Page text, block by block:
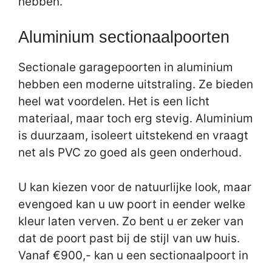
Aluminium sectionaalpoorten
Sectionale garagepoorten in aluminium
hebben een moderne uitstraling. Ze bieden
heel wat voordelen. Het is een licht
materiaal, maar toch erg stevig. Aluminium
is duurzaam, isoleert uitstekend en vraagt
net als PVC zo goed als geen onderhoud.
U kan kiezen voor de natuurlijke look, maar
evengoed kan u uw poort in eender welke
kleur laten verven. Zo bent u er zeker van
dat de poort past bij de stijl van uw huis.
Vanaf €900,- kan u een sectionaalpoort in